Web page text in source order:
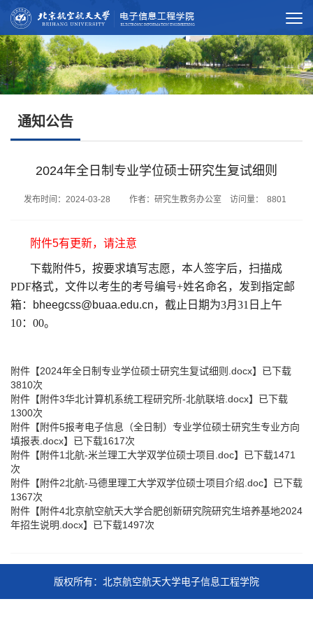
通知公告
2024年全日制专业学位硕士研究生复试细则
发布时间：2024-03-28 作者：研究生教务办公室 访问量： 8801
附件5有更新，请注意
下载附件5，按要求填写志愿，本人签字后， 扫描成
PDF格式，文件以考生的考号编号+姓名命名，发到指定邮
箱：
bheegcss@buaa.edu.cn， 截止日期为3月31日上午
10：00。
附件【2024年全日制专业学位硕士研究生复试细则.docx】已下载
3810次
附件【附件3华北计算机系统工程研究所-北航联培.docx】已下载
1300次
附件【附件5报考电子信息（全日制）专业学位硕士研究生专业方向
填报表.docx】已下载1617次
附件【附件1北航-米兰理工大学双学位硕士项目.doc】已下载1471
次
附件【附件2北航-马德里理工大学双学位硕士项目介绍.doc】已下载
1367次
附件【附件4北京航空航天大学合肥创新研究院研究生培养基地2024
年招生说明.docx】已下载1497次
版权所有：北京航空航天大学电子信息工程学院